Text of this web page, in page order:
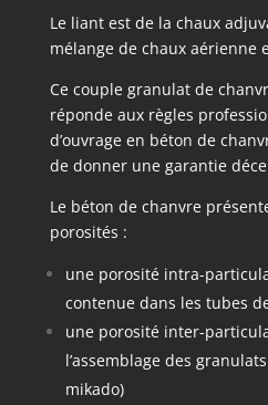
Le liant est de la chaux
mélange de chaux aérienne
Ce couple granulat de
réponde aux règles
d’ouvrage en béton de
de donner une garantie
Le béton de chanvre
porosités :
une porosité intra-
contenue dans les tubes
une porosité inter-
l’assemblage des
mikado)